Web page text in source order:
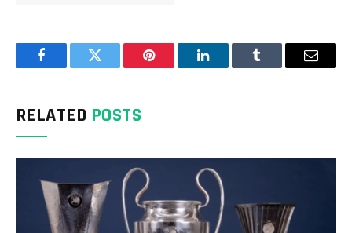
FacebookTwitter Pinterest LinkedInTumblr Email
RELATED POSTS